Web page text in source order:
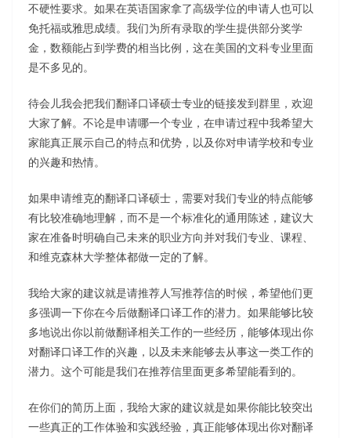
不硬性要求。如果在英语国家拿了高级学位的申请人也可以
免托福或雅思成绩。我们为所有录取的学生提供部分奖学
金，数额能占到学费的相当比例，这在美国的文科专业里面
是不多见的。
待会儿我会把我们翻译口译硕士专业的链接发到群里，欢迎
大家了解。不论是申请哪一个专业，在申请过程中我希望大
家能真正展示自己的特点和优势，以及你对申请学校和专业
的兴趣和热情。
如果申请维克的翻译口译硕士，需要对我们专业的特点能够
有比较准确地理解，而不是一个标准化的通用陈述，建议大
家在准备时明确自己未来的职业方向并对我们专业、课程、
和维克森林大学整体都做一定的了解。
我给大家的建议就是请推荐人写推荐信的时候，希望他们更
多强调一下你在今后做翻译口译工作的潜力。如果能够比较
多地说出你以前做翻译相关工作的一些经历，能够体现出你
对翻译口译工作的兴趣，以及未来能够去从事这一类工作的
潜力。这个可能是我们在推荐信里面更多希望能看到的。
在你们的简历上面，我给大家的建议就是如果你能比较突出
一些真正的工作体验和实践经验，真正能够体现出你对翻译